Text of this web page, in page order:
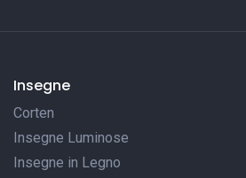
Insegne
Corten
Insegne Luminose
Insegne in Legno